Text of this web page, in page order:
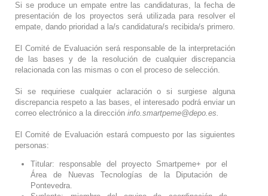
Si se produce un empate entre las candidaturas, la fecha de
presentación de los proyectos será utilizada para resolver el
empate, dando prioridad a la/s candidatura/s recibida/s primero.
El Comité de Evaluación será responsable de la interpretación
de las bases y de la resolución de cualquier discrepancia
relacionada con las mismas o con el proceso de selección.
Si se requiriese cualquier aclaración o si surgiese alguna
discrepancia respeto a las bases, el interesado podrá enviar un
correo electrónico a la dirección info.smartpeme@depo.es.
El Comité de Evaluación estará compuesto por las siguientes
personas:
Titular: responsable del proyecto Smartpeme+ por el
Área de Nuevas Tecnologías de la Diputación de
Pontevedra.